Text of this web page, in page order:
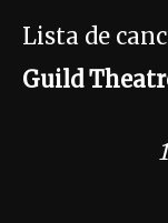
Lista de
Guild